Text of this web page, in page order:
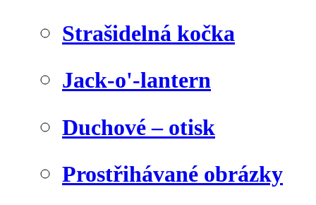
Strašidelná kočka
Jack-o'-lantern
Duchové – otisk
Prostřihávané obrázky